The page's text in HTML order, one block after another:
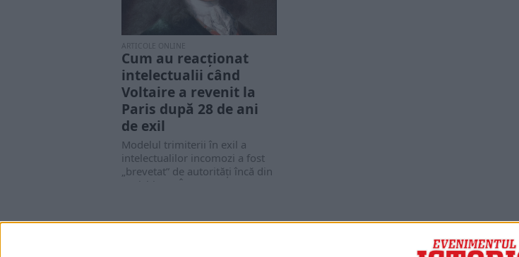
ARTICOLE ONLINE
Cum au reacționat
intelectualii când
Voltaire a revenit la
Paris după 28 de ani
de exil
Modelul trimiterii în exil a
intelectualilor incomozi a fost
„brevetat” de autorități încă din
Antichitate. În...